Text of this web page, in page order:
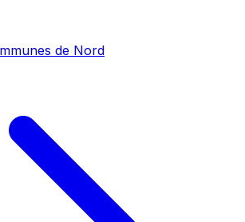
de Nord